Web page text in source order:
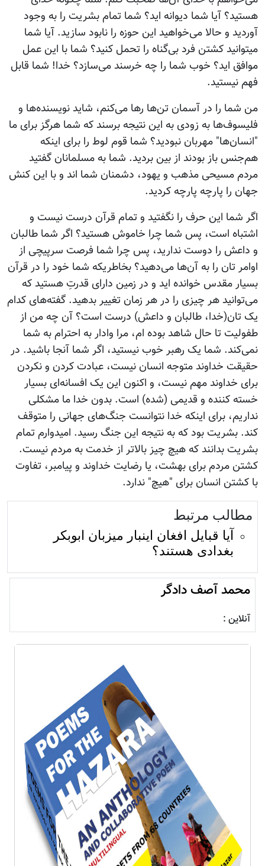
هستید؟ آیا شما دیوانه اید؟ شما تمام بشریت را به وجود
آوردید و حالا می‌خواهید این حوزه را نابود سازید. آیا شما
میتوانید کشتن فرد بی‌گناه را تحمل کنید؟ شما با این عمل
موافق اید؟ خوب شما را چه خرسند می‌سازد؟ خدا! شما قابل
فهم نیستید.
من شما را در آسمان تن‌ها رها می‌کنم، شاید نویسنده‌ها و
فلیسوف‌ها به زودی به این نتیجه برسند که شما هرگز برای ما
"انسان‌ها" مهربان نبودید؟ شما قوم لوط را برای اینکه
هم‌جنس باز بودند از بین بردید. شما به مسلمانان گفتید
مردم مسیحی مذهب و یهود، دشمنان شما اند و با این کنش
جهان را پارچه پارچه کردید.
اگر شما این حرف را نگفتید و تمام قرآن درست نیست و
اشتباه است، پس شما چرا خاموش هستید؟ اگر شما طالبان
و داعش را دوست ندارید، پس چرا شما فرصت سرپیچی از
اوامر تان را به آن‌ها می‌دهید؟ بخاطریکه شما خود را در قرآن
بسیار مقدس خوانده اید و در زمین دارای قدرتِ هستید که
می‌توانید هر چیزی را در هر زمان تغییر بدهید. گفته‌های کدام
یک تان(خدا، طالبان و داعش) درست است؟ آن چه من از
طفولیت تا حال شاهد بوده ام، مرا وادار به احترام به شما
نمی‌کند. شما یک رهبر خوب نیستید، اگر شما آنجا باشید. در
حقیقت خداوند متوجه انسان نیست، عبادت کردن و نکردن
برای خداوند مهم نیست، و اکنون این یک افسانه‌ای بسیار
خسته کننده و قدیمی (شده) است. بدون خدا ما مشکلی
نداریم، برای اینکه خدا نتوانست جنگ‌های جهانی را متوقف
کند. بشریت بود که به نتیجه این جنگ رسید. امیدوارم تمام
بشریت بدانند که هیچ چیز بالاتر از خدمت به مردم نیست.
کشتن مردم برای بهشت، یا رضایت خداوند و پیامبر، تفاوت
با کشتن انسان برای "هیچ" ندارد.
مطالب مرتبط
آیا قبایل افغان اینبار میزبان ابوبکر
بغدادی هستند؟
محمد آصف دادگر
آنلاین :